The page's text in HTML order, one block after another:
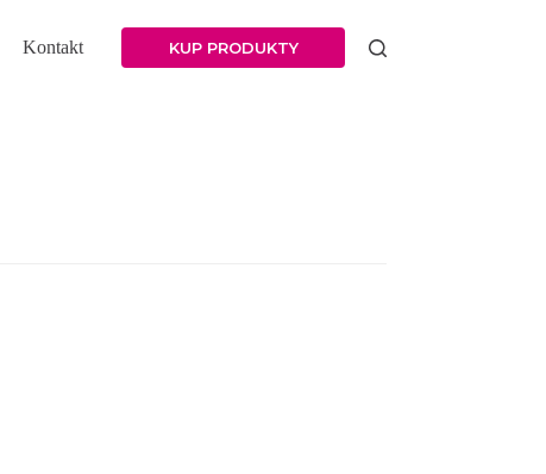
Kontakt KUP PRODUKTY